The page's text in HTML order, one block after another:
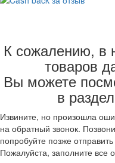
Картины
Колокольчики
Кресты
Настенные тарелки
Оптика
Подсвечники
Портсигары
Посуда
К сожалению, в
товаров
Вы можете
в
Извините, но произошла
на обратный звонок.
попробуйте позже
Пожалуйста, заполните все